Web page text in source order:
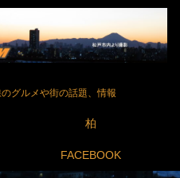
グルメや街の話題、情報
柏
FACEBOOK